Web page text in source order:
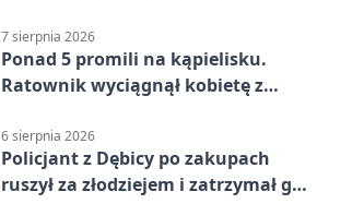
7 sierpnia 2026
Ponad 5 promili na kąpielisku.
Ratownik wyciągnął kobietę z
6 sierpnia 2026
Policjant z Dębicy po zakupach
ruszył za złodziejem i zatrzymał go